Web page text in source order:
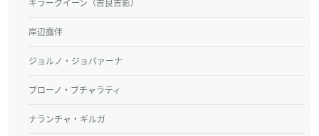
キラークイーン（吉良吉影）
岸辺露伴
ジョルノ・ジョバァーナ
ブローノ・ブチャラティ
ナランチャ・ギルガ